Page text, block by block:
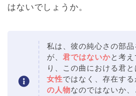
はないでしょうか。
私は、彼の純心さの部
が、 君ではないかと考
り、この曲における君と
女性ではなく、存在す
の人物なのではないか、